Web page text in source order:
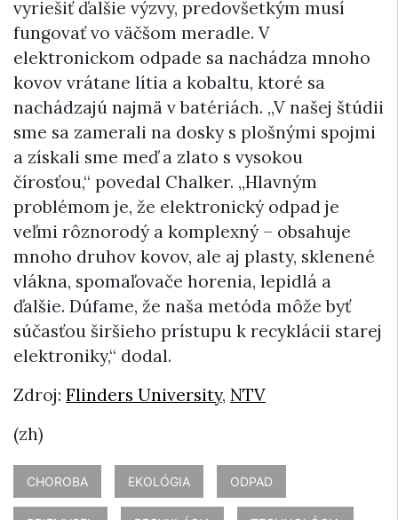
vyriešiť ďalšie výzvy, predovšetkým musí
fungovať vo väčšom meradle. V
elektronickom odpade sa nachádza mnoho
kovov vrátane lítia a kobaltu, ktoré sa
nachádzajú najmä v batériách. „V našej štúdii
sme sa zamerali na dosky s plošnými spojmi
a získali sme meď a zlato s vysokou
čírosťou,“ povedal Chalker. „Hlavným
problémom je, že elektronický odpad je
veľmi rôznorodý a komplexný – obsahuje
mnoho druhov kovov, ale aj plasty, sklenené
vlákna, spomaľovače horenia, lepidlá a
ďalšie. Dúfame, že naša metóda môže byť
súčasťou širšieho prístupu k recyklácii starej
elektroniky,“ dodal.
Zdroj: Flinders University, NTV
(zh)
CHOROBA EKOLÓGIA ODPAD